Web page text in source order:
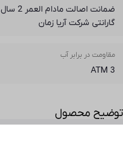
ضمانت اصالت مادام العمر 2 سال
گارانتی شرکت آریا زمان
مقاومت در برابر آب
3 ATM
توضیح محصول